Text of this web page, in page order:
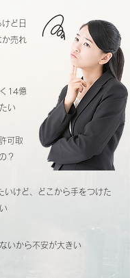
ど日
売れ
14億
い
可取
？
いけど、どこから手をつけた
いから不安が大きい